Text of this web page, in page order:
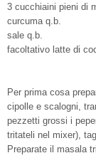
3 cucchiaini pieni di
curcuma q.b.
sale q.b.
facoltativo latte di
Per prima cosa
cipolle e scalogni,
pezzetti grossi i
tritateli nel mixer),
Preparate il masala